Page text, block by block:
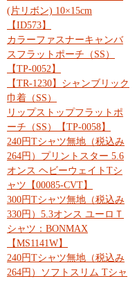
(片リボン) 10×15cm
【ID573】
カラーファスナーキャンバ
スフラットポーチ（SS）
【TP-0052】
【TR-1230】シャンブリック
巾着（SS）
リップストップフラットポ
ーチ（SS）【TP-0058】
240円Tシャツ無地（税込み
264円）プリントスター 5.6
オンス ヘビーウェイトTシ
ャツ【00085-CVT】
300円Tシャツ無地（税込み
330円）5.3オンス ユーロＴ
シャツ：BONMAX
【MS1141W】
240円Tシャツ無地（税込み
264円）ソフトスリム Tシャ